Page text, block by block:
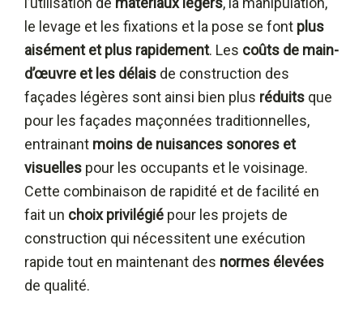
le levage et les fixations et la pose se font plus
aisément et plus rapidement. Les coûts de main-
d’œuvre et les délais de construction des
façades légères sont ainsi bien plus réduits que
pour les façades maçonnées traditionnelles,
entrainant moins de nuisances sonores et
visuelles pour les occupants et le voisinage.
Cette combinaison de rapidité et de facilité en
fait un choix privilégié pour les projets de
construction qui nécessitent une exécution
rapide tout en maintenant des normes élevées
de qualité.